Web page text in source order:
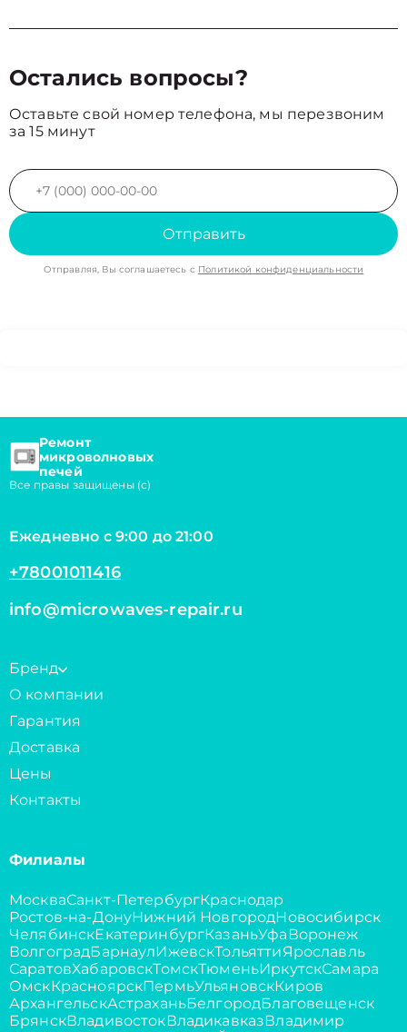
Остались вопросы?
Оставьте свой номер телефона, мы перезвоним
за 15 минут
Отправить
Отправляя, Вы соглашаетесь с Политикой конфиденциальности
Ремонт
микроволновых
печей
Все правы защищены (с)
Ежедневно с 9:00 до 21:00
+78001011416
info@microwaves-repair.ru
Бренд
О компании
Гарантия
Доставка
Цены
Контакты
Филиалы
МоскваСанкт-ПетербургКраснодар
Ростов-на-ДонуНижний НовгородНовосибирск
ЧелябинскЕкатеринбургКазаньУфаВоронеж
ВолгоградБарнаулИжевскТольяттиЯрославль
СаратовХабаровскТомскТюменьИркутскСамара
ОмскКрасноярскПермьУльяновскКиров
АрхангельскАстраханьБелгородБлаговещенск
БрянскВладивостокВладикавказВладимир